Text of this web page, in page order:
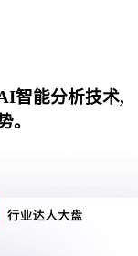
智能分析技术,
。